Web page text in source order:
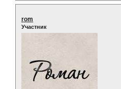
rom
Участник